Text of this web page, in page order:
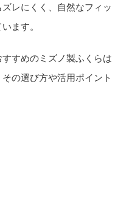
レにくく、自然なフィッ
ます。
すめのミズノ製ふくらは
の選び方や活用ポイント